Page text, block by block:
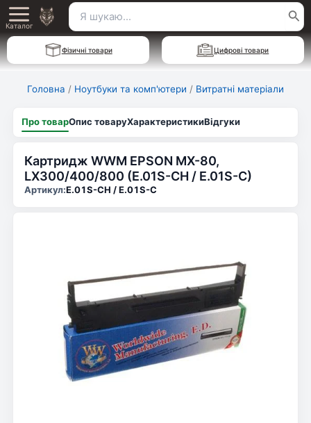
Перейти
до
вмісту
Main
Menu
Каталог
Пошук
для:
Фізичні товари Цифрові товари
Головна / Ноутбуки та комп'ютери / Витратні матеріали
Про товарОпис товаруХарактеристикиВідгуки
Картридж WWM EPSON MX-80,
LX300/400/800 (E.01S-CH / E.01S-C)
Артикул:E.01S-CH / E.01S-C